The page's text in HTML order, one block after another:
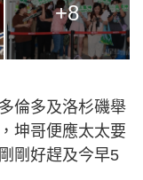
+8
倫多及洛杉磯舉
坤哥便應太太要
剛好趕及今早5